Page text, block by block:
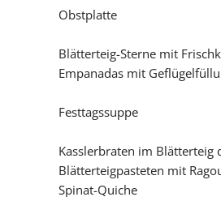
Obstplatte
Blätterteig-Sterne mit
Empanadas mit
Festtagssuppe
Kasslerbraten im Blätterteig
Blätterteigpasteten mit
Spinat-Quiche